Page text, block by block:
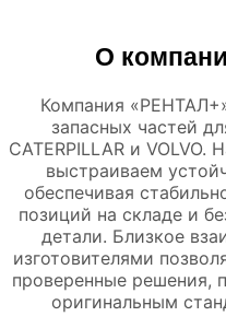
О
Компания
запасных частей
CATERPILLAR и
выстраиваем
обеспечивая
позиций на складе и
детали. Близкое
изготовителями
проверенные решения,
оригинальным